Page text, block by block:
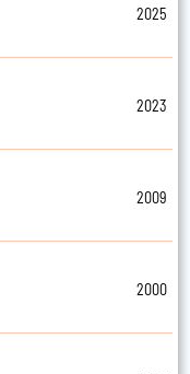
2025
2023
2009
2000